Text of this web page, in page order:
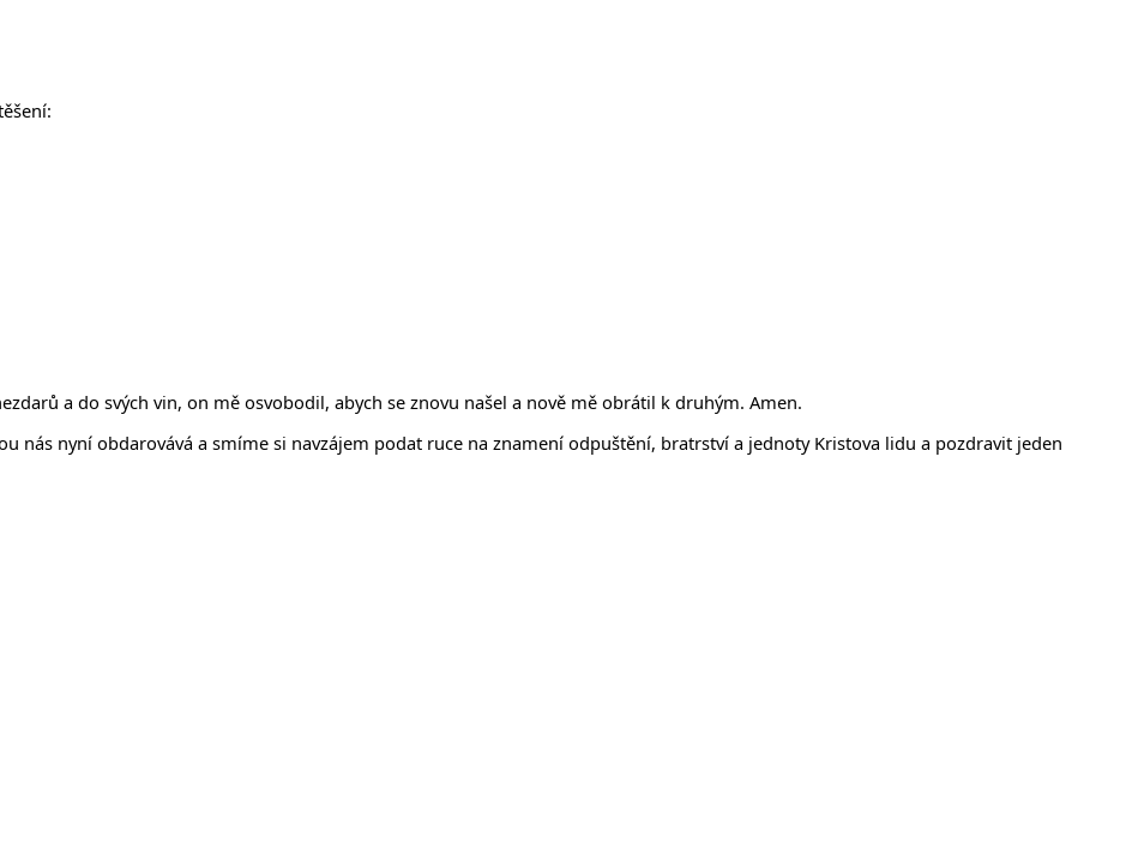
a do svých vin, on mě osvobodil, abych se znovu našel a nově mě obrátil k druhým. Amen.
nás nyní obdarovává a smíme si navzájem podat ruce na znamení odpuštění, bratrství a jednoty Kristova lidu a pozdravit jeden